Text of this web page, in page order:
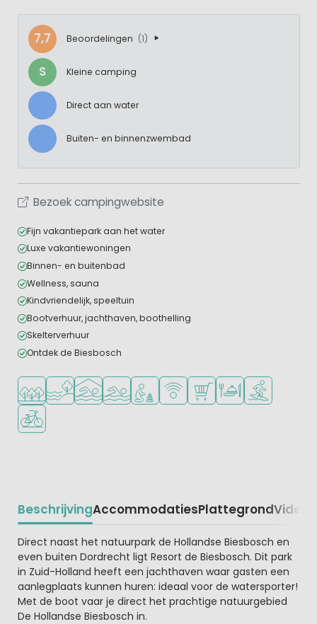
7,7 Beoordelingen (1)
S Kleine camping
Direct aan water
Buiten- en binnenzwembad
Bezoek campingwebsite
Fijn vakantiepark aan het water
Luxe vakantiewoningen
Binnen- en buitenbad
Wellness, sauna
Kindvriendelijk, speeltuin
Bootverhuur, jachthaven, boothelling
Skelterverhuur
Ontdek de Biesbosch
Ligt in een bosrijke omgeving
Ligt bij het water
Overdekt zwembad
Openlucht zwembad
Aanbevolen voor jonge kinderen
WiFi beschikbaar
Campingwinkel/
Restaurant of
Fietsverhuur
BeschrijvingAccommodatiesPlattegrondVideo
Beschrijving
Direct naast het natuurpark de Hollandse Biesbosch en
even buiten Dordrecht ligt Resort de Biesbosch. Dit park
in Zuid-Holland heeft een jachthaven waar gasten een
aanlegplaats kunnen huren: ideaal voor de watersporter!
Met de boot vaar je direct het prachtige natuurgebied
De Hollandse Biesbosch in.